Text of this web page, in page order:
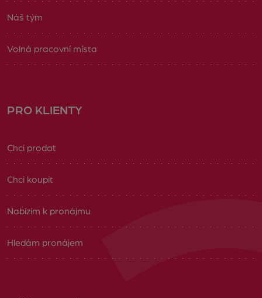
Náš tým
Volná pracovní místa
PRO KLIENTY
Chci prodat
Chci koupit
Nabízím k pronájmu
Hledám pronájem